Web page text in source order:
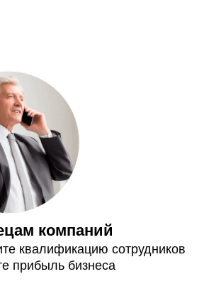
компаний
квалификацию сотрудников
прибыль бизнеса